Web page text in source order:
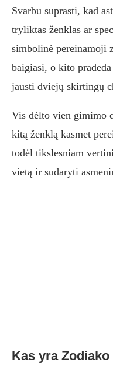
Svarbu suprasti, kad
tryliktas ženklas ar
simbolinė pereinamoji
baigiasi, o kito
jausti dviejų skirtingų
Vis dėlto vien gimimo
kitą ženklą kasmet
todėl tikslesniam
vietą ir sudaryti
Kas yra